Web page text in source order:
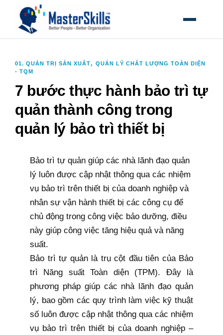
MỞ MENU
01. QUẢN TRỊ SẢN XUẤT, QUẢN LÝ CHẤT LƯỢNG TOÀN DIỆN
- TQM
7 bước thực hành bảo trì tự
quản thành công trong
quản lý bảo trì thiết bị
Bảo trì tự quản giúp các nhà lãnh đạo quản
lý luôn được cập nhật thông qua các nhiệm
vụ bảo trì trên thiết bị của doanh nghiệp và
nhân sự vận hành thiết bị các công cụ để
chủ động trong công việc bảo dưỡng, điều
này giúp công việc tăng hiệu quả và năng
suất.
Bảo trì tự quản là trụ cột đầu tiên của Bảo
trì Năng suất Toàn diện (TPM). Đây là
phương pháp giúp các nhà lãnh đạo quản
lý, bao gồm các quy trình làm việc kỹ thuật
số luôn được cập nhật thông qua các nhiệm
vụ bảo trì trên thiết bị của doanh nghiệp –